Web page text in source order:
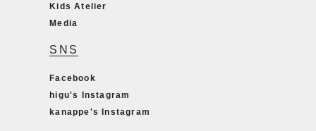
Kids Atelier
Media
SNS
Facebook
higu's Instagram
kanappe's Instagram